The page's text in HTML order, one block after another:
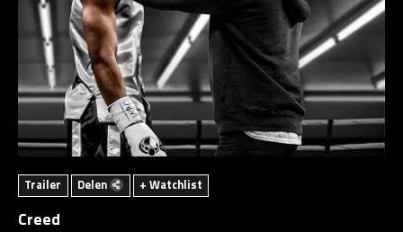
Trailer Delen + Watchlist
Creed